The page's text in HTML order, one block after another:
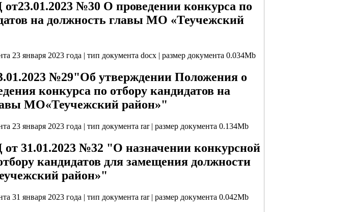
№30 О проведении конкурса по
на должность главы МО «Теучежский
23 января 2023 года | тип документа docx | размер документа 0.034Mb
№29"Об утверждении Положения о
конкурса по отбору кандидатов на
МО«Теучежский район»"
23 января 2023 года | тип документа rar | размер документа 0.134Mb
31.01.2023 №32 "О назначении конкурсной
кандидатов для замещения должности
район»"
31 января 2023 года | тип документа rar | размер документа 0.042Mb